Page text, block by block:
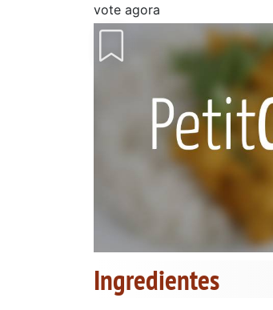
vote agora
Ingredientes